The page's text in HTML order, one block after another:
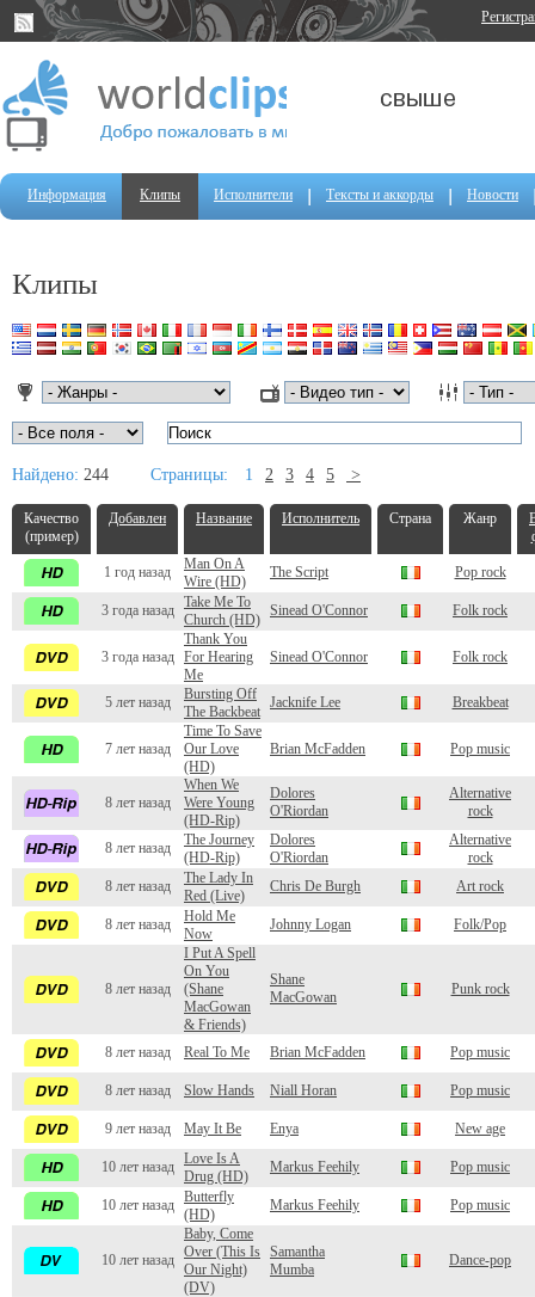
Информация Клипы Исполнители Тексты и аккорды Новости
Клипы
Найдено: 244 Страницы: 1 2 3 4 5 >
Качество
(пример)
Добавлен Название Исполнитель Страна Жанр
1 год назад
Man On A
Wire (HD)
The Script Pop rock
3 года назад
Take Me To
Church (HD)
Sinead O'Connor Folk rock
3 года назад
Thank You
For Hearing
Me
Sinead O'Connor Folk rock
5 лет назад
Bursting Off
The Backbeat
Jacknife Lee Breakbeat
7 лет назад
Time To Save
Our Love
(HD)
Brian McFadden Pop music
8 лет назад
When We
Were Young
(HD-Rip)
Dolores
O'Riordan
Alternative
rock
8 лет назад
The Journey
(HD-Rip)
Dolores
O'Riordan
Alternative
rock
8 лет назад
The Lady In
Red (Live)
Chris De Burgh Art rock
8 лет назад
Hold Me
Now
Johnny Logan Folk/Pop
8 лет назад
I Put A Spell
On You
(Shane
MacGowan
& Friends)
Shane
MacGowan
Punk rock
8 лет назад Real To Me Brian McFadden Pop music
8 лет назад Slow Hands Niall Horan Pop music
9 лет назад May It Be Enya New age
10 лет назад
Love Is A
Drug (HD)
Markus Feehily Pop music
10 лет назад
Butterfly
(HD)
Markus Feehily Pop music
10 лет назад
Baby, Come
Over (This Is
Our Night)
(DV)
Samantha
Mumba
Dance-pop